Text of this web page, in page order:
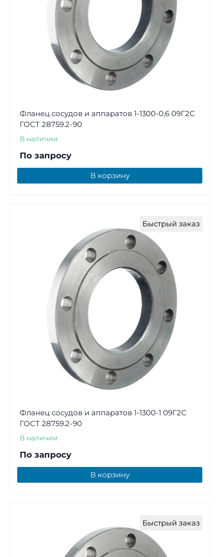
Фланец сосудов и аппаратов 1-1300-0,6 09Г2С
ГОСТ 28759.2-90
В наличии
По запросу
В корзину
Быстрый заказ
Фланец сосудов и аппаратов 1-1300-1 09Г2С
ГОСТ 28759.2-90
В наличии
По запросу
В корзину
Быстрый заказ